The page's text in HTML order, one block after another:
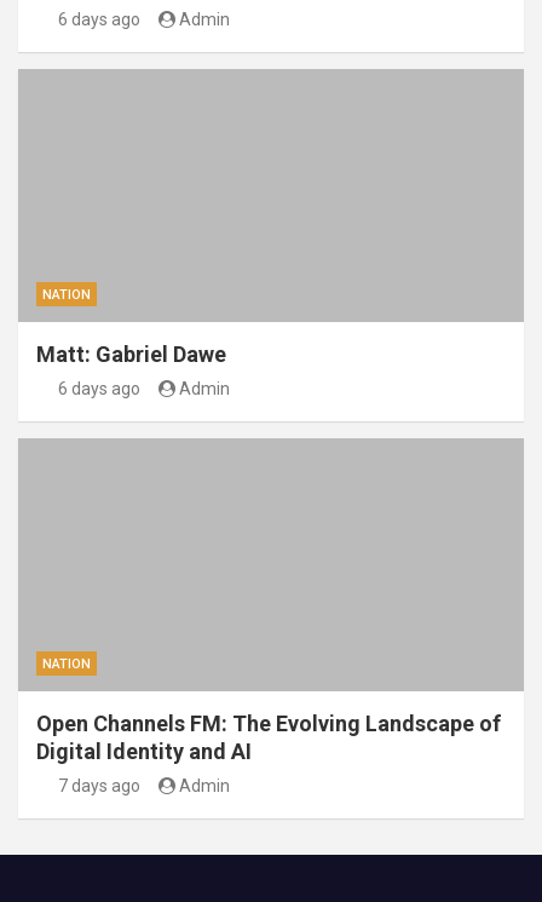
6 days ago Admin
NATION
Matt: Gabriel Dawe
6 days ago Admin
NATION
Open Channels FM: The Evolving Landscape of
Digital Identity and AI
7 days ago Admin